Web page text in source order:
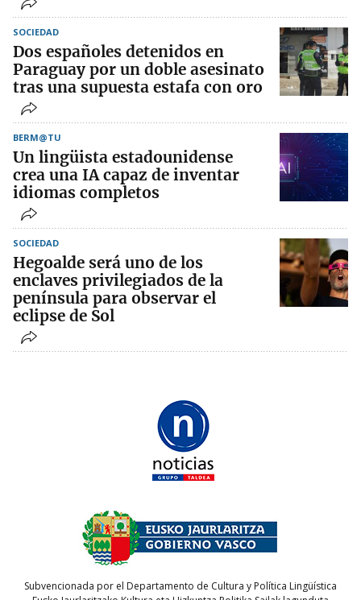
SOCIEDAD
Dos españoles detenidos en
Paraguay por un doble asesinato
tras una supuesta estafa con oro
BERM@TU
Un lingüista estadounidense
crea una IA capaz de inventar
idiomas completos
SOCIEDAD
Hegoalde será uno de los
enclaves privilegiados de la
península para observar el
eclipse de Sol
Subvencionada por el Departamento de Cultura y Política Lingüística